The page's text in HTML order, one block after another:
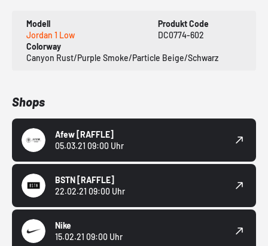
Modell
Jordan 1 Low
Produkt Code
DC0774-602
Colorway
Canyon Rust/Purple Smoke/Particle Beige/Schwarz
Shops
Afew [RAFFLE]
05.03.21 09:00 Uhr
BSTN [RAFFLE]
22.02.21 09:00 Uhr
Nike
15.02.21 09:00 Uhr